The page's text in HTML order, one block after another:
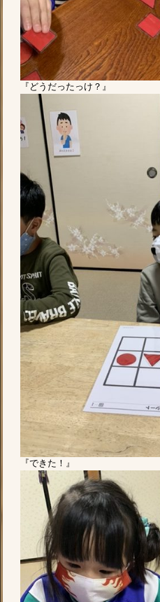
『どうだったっけ？』
『できた！』